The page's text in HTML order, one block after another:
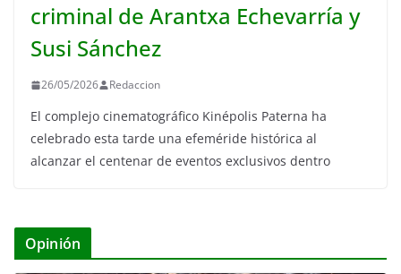
criminal de Arantxa Echevarría y
Susi Sánchez
26/05/2026 Redaccion
El complejo cinematográfico Kinépolis Paterna ha
celebrado esta tarde una efeméride histórica al
alcanzar el centenar de eventos exclusivos dentro
Opinión